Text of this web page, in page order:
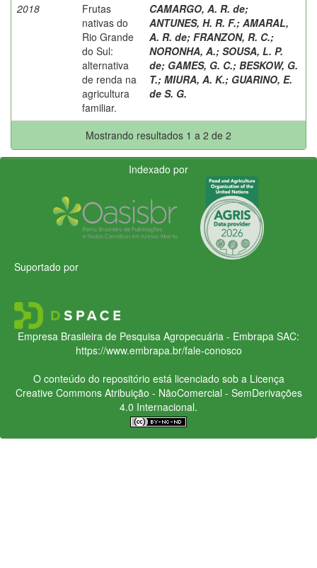
2018
Frutas
nativas do
Rio Grande
do Sul:
alternativa
de renda na
agricultura
familiar.
CAMARGO, A. R. de;
ANTUNES, H. R. F.; AMARAL,
A. R. de; FRANZON, R. C.;
NORONHA, A.; SOUSA, L. P.
de; GAMES, G. C.; BESKOW, G.
T.; MIURA, A. K.; GUARINO, E.
de S. G.
Mostrando resultados 1 a 2 de 2
Indexado por
Suportado por
Empresa Brasileira de Pesquisa Agropecuária - Embrapa SAC:
https://www.embrapa.br/fale-conosco
O conteúdo do repositório está licenciado sob a Licença
Creative CommonsAtribuição - NãoComercial - SemDerivações
4.0 Internacional.